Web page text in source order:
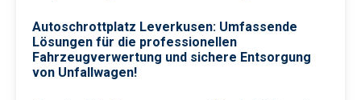
Autoschrottplatz Leverkusen: Umfassende
Lösungen für die professionellen
Fahrzeugverwertung und sichere Entsorgung
von Unfallwagen!